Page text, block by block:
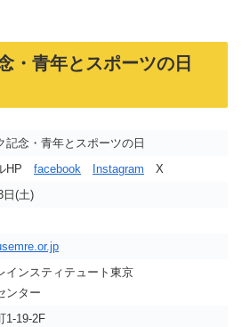
・青年とスポーツの日
記念・青年とスポーツの日
HP facebook Instagram X
日(土)
インスティテュート東京
ンター
1-19-2F